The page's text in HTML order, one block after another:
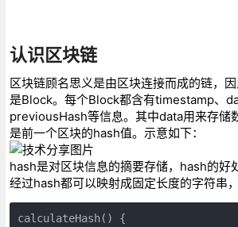
认识区块链
区块链顾名思义是由区块连接而成的链，
是Block。每个Block都含有timestamp、
previousHash等信息。其中data用来存储
是前一个区块的hash值。示意如下：
hash是对区块信息的摘要存储，hash的好
经过hash都可以映射成固定长度的字符串
calculateHash() {